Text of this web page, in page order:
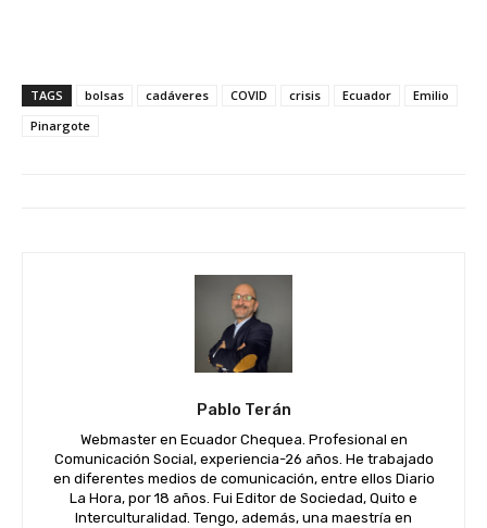
TAGS bolsas cadáveres COVID crisis Ecuador
Emilio
Pinargote
Pablo Terán
Webmaster en Ecuador Chequea. Profesional en
Comunicación Social, experiencia-26 años. He trabajado
en diferentes medios de comunicación, entre ellos Diario
La Hora, por 18 años. Fui Editor de Sociedad, Quito e
Interculturalidad. Tengo, además, una maestría en